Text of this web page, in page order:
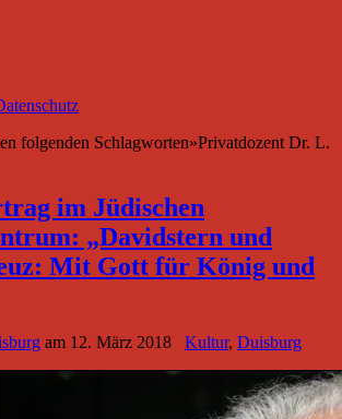
folgenden Schlagworten»Privatdozent Dr. L.
im Jüdischen
„Davidstern und
Mit Gott für König und
am 12. März 2018 Kultur, Duisburg